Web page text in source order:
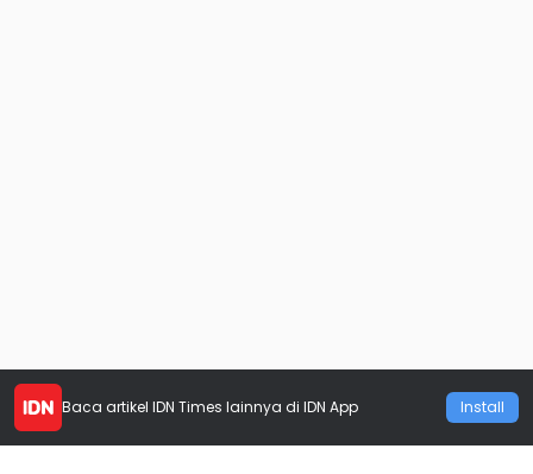
Baca artikel IDN Times lainnya di IDN App Install